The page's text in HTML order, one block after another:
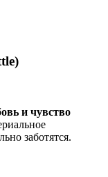
и чувство
заботятся.